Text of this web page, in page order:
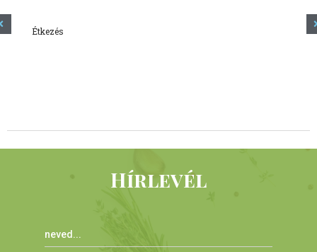
Étkezés
Hírlevél